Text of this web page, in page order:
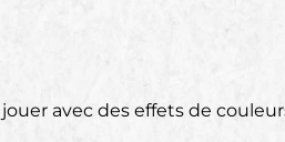
avec des effets de